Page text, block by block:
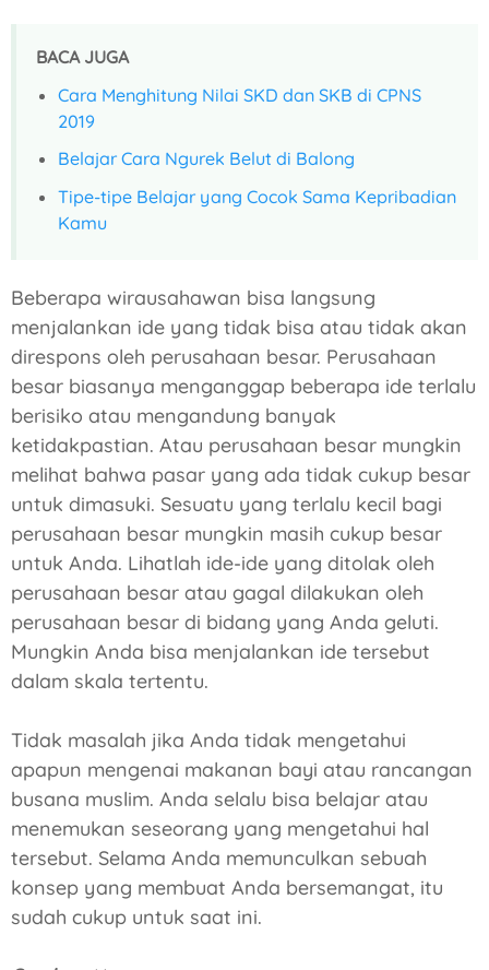
BACA JUGA
Cara Menghitung Nilai SKD dan SKB di CPNS
2019
Belajar Cara Ngurek Belut di Balong
Tipe-tipe Belajar yang Cocok Sama Kepribadian
Kamu
Beberapa wirausahawan bisa langsung
menjalankan ide yang tidak bisa atau tidak akan
direspons oleh perusahaan besar. Perusahaan
besar biasanya menganggap beberapa ide terlalu
berisiko atau mengandung banyak
ketidakpastian. Atau perusahaan besar mungkin
melihat bahwa pasar yang ada tidak cukup besar
untuk dimasuki. Sesuatu yang terlalu kecil bagi
perusahaan besar mungkin masih cukup besar
untuk Anda. Lihatlah ide-ide yang ditolak oleh
perusahaan besar atau gagal dilakukan oleh
perusahaan besar di bidang yang Anda geluti.
Mungkin Anda bisa menjalankan ide tersebut
dalam skala tertentu.
Tidak masalah jika Anda tidak mengetahui
apapun mengenai makanan bayi atau rancangan
busana muslim. Anda selalu bisa belajar atau
menemukan seseorang yang mengetahui hal
tersebut. Selama Anda memunculkan sebuah
konsep yang membuat Anda bersemangat, itu
sudah cukup untuk saat ini.